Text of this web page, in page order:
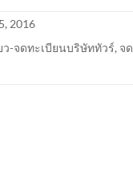
2016
-จดทะเบียนบริษัททัวร์, จ